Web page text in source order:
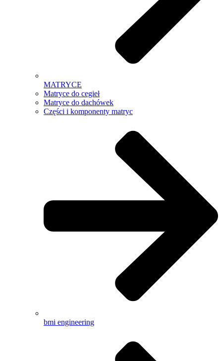
MATRYCE
Matryce do cegieł
Matryce do dachówek
Części i komponenty matryc
bmi engineering